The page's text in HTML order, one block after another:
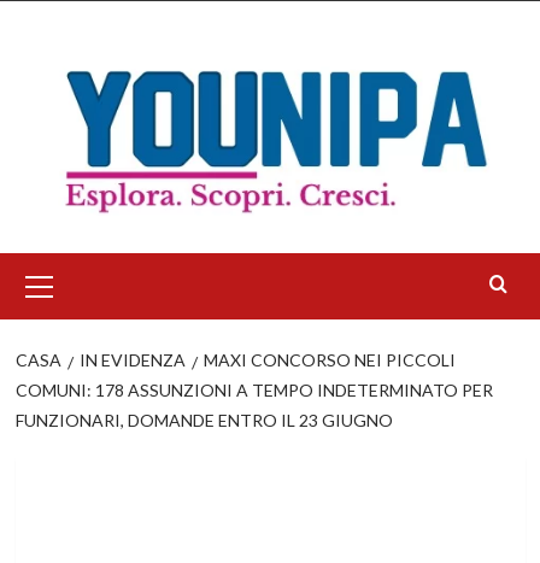
contenuto
principale
CASA IN EVIDENZA
MAXI CONCORSO NEI PICCOLI
COMUNI: 178 ASSUNZIONI A TEMPO INDETERMINATO PER
FUNZIONARI, DOMANDE ENTRO IL 23 GIUGNO